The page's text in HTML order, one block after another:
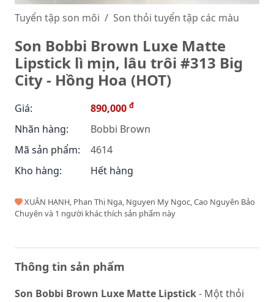
Tuyển tập son môi Son thỏi tuyển tập các màu
Son Bobbi Brown Luxe Matte
Lipstick lì mịn, lâu trôi #313 Big
City - Hồng Hoa (HOT)
Giá: 890,000 đ
Nhãn hàng:
Bobbi Brown
Mã sản phẩm:
4614
Kho hàng:
Hết hàng
XUÂN HẠNH, Phan Thị Nga, Nguyen My Ngoc, Cao Nguyên Bảo
Chuyên và 1 người khác thích sản phẩm này
Thông tin sản phẩm
Son Bobbi Brown Luxe Matte Lipstick- Một thỏi